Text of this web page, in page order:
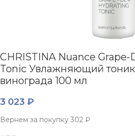
CHRISTINA Nuance
Tonic Увлажняющий тоник
винограда 100 мл
3 023 ₽
Вернем за покупку 302 ₽